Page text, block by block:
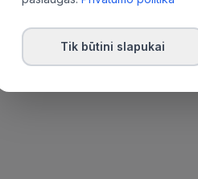
Tik būtini slapukai